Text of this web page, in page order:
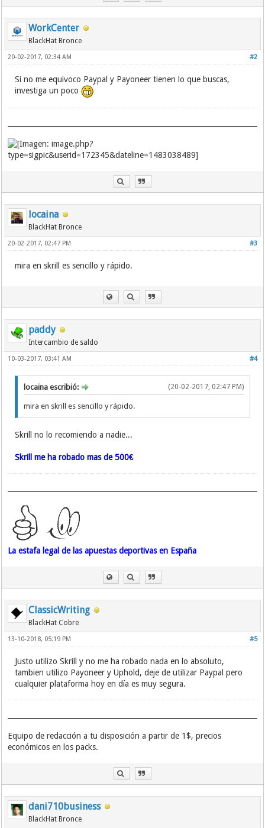
WorkCenter
BlackHat Bronce
#2
20-02-2017, 02:34 AM
Si no me equivoco Paypal y Payoneer tienen lo que buscas,
investiga un poco
locaina
BlackHat Bronce
#3
20-02-2017, 02:47 PM
mira en skrill es sencillo y rápido.
paddy
Intercambio de saldo
#4
10-03-2017, 03:41 AM
(20-02-2017, 02:47 PM)
locaina escribió:
mira en skrill es sencillo y rápido.
Skrill no lo recomiendo a nadie...
Skrill me ha robado mas de 500€
La estafa legal de las apuestas deportivas en España
ClassicWriting
BlackHat Cobre
#5
13-10-2018, 05:19 PM
Justo utilizo Skrill y no me ha robado nada en lo absoluto,
tambien utilizo Payoneer y Uphold, deje de utilizar Paypal pero
cualquier plataforma hoy en día es muy segura.
Equipo de redacción a tu disposición a partir de 1$, precios
económicos en los packs.
dani710business
BlackHat Bronce